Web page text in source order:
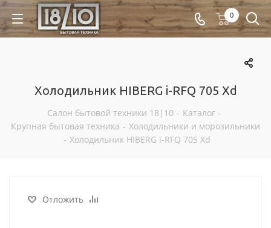
0
Холодильник HIBERG i-RFQ 705 Xd
Салон бытовой техники 18|10 - Каталог -
Крупная бытовая техника - Холодильники и морозильники
- Холодильник HIBERG i-RFQ 705 Xd
Отложить